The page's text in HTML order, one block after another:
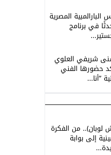
البارالمبية المصرية
في برنامج
شريفي العلوي
حضورها الفني
”أنا...
لوبان).. من الفكرة
إلى بوابة